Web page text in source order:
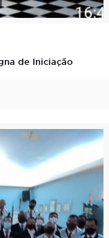
de Iniciação